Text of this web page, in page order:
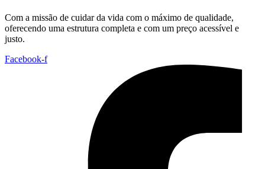
Com a missão de cuidar da vida com o máximo de qualidade,
oferecendo uma estrutura completa e com um preço acessível e
justo.
Facebook-f